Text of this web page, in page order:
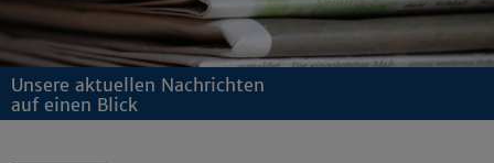
Unsere aktuellen Nachrichten
auf einen Blick